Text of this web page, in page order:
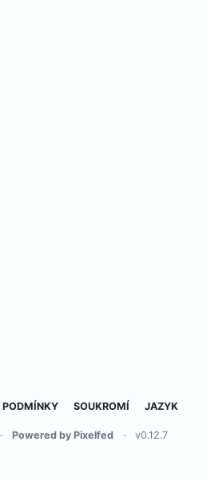
PODMÍNKY SOUKROMÍ JAZYK
· Powered by Pixelfed · v0.12.7